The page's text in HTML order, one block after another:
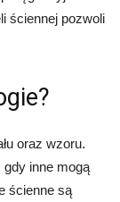
ściennej pozwoli
oraz wzoru.
inne mogą
ścienne są